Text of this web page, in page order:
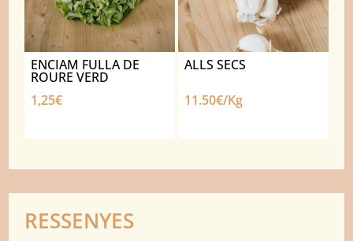
ENCIAM FULLA DE
ROURE VERD
1,25€
ALLS SECS
11.50€/Kg
RESSENYES